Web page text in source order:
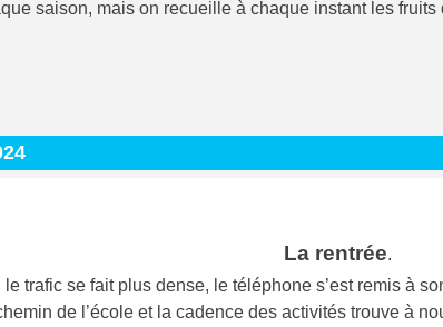
saison, mais on recueille à chaque instant les
La rentrée.
trafic se fait plus dense, le téléphone s’est remis à
de l’école et la cadence des activités trouve à